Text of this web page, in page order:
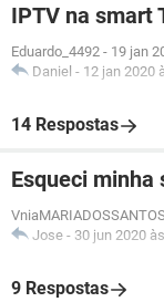
IPTV na smart
Eduardo_4492 - 19 jan
Daniel - 12 jan 2020
14 Respostas
Esqueci minha
VniaMARIADOSSANTOS
Jose - 30 jun 2020
9 Respostas